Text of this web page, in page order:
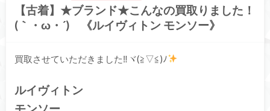
【古着】★ブランド★こんなの買取りました！
(｀・ω・´)ゞ《ルイヴィトン モンソー》
買取させていただきました‼ヾ(≧▽≦)ﾉ
ルイヴィトン